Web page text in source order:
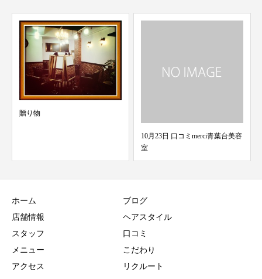
7月スタイリストの休み
ホーム
店舗情報
スタッフ
メニュー
アクセス
ブログ
ヘアスタイル
口コミ
こだわり
リクルート